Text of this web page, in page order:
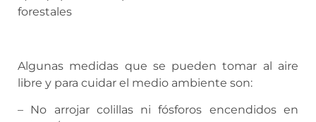
forestales
Algunas medidas que se pueden tomar al aire
libre y para cuidar el medio ambiente son:
– No arrojar colillas ni fósforos encendidos en